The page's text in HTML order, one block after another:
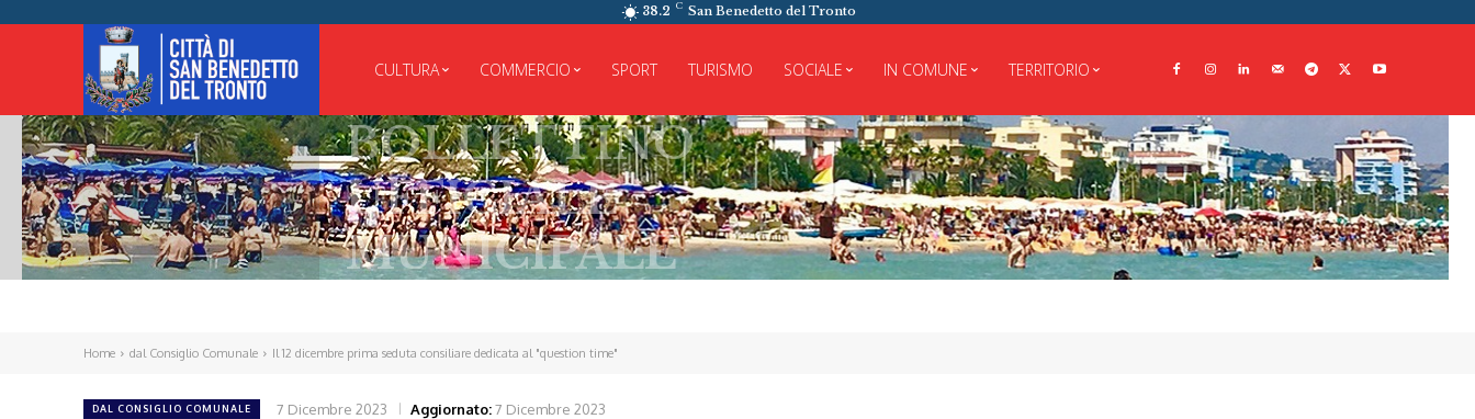
38.2 C San Benedetto del Tronto
CULTURA COMMERCIO SPORT TURISMO SOCIALE IN COMUNE TERRITORIO
BOLLETTINO
UFFICIALE
MUNICIPALE
Home dal Consiglio Comunale Il 12 dicembre prima seduta consiliare dedicata al "question time"
DAL CONSIGLIO COMUNALE 7 Dicembre 2023 Aggiornato:7 Dicembre 2023